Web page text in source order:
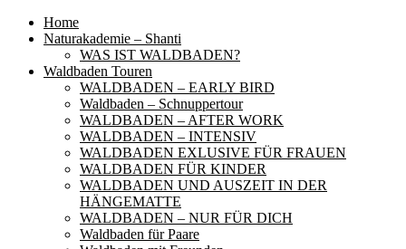
Home
Naturakademie – Shanti
WAS IST WALDBADEN?
Waldbaden Touren
WALDBADEN – EARLY BIRD
Waldbaden – Schnuppertour
WALDBADEN – AFTER WORK
WALDBADEN – INTENSIV
WALDBADEN EXLUSIVE FÜR FRAUEN
WALDBADEN FÜR KINDER
WALDBADEN UND AUSZEIT IN DER
HÄNGEMATTE
WALDBADEN – NUR FÜR DICH
Waldbaden für Paare